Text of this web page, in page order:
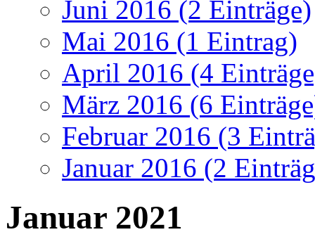
Juni 2016 (2 Einträge)
Mai 2016 (1 Eintrag)
April 2016 (4
März 2016 (6
Februar 2016 (3
Januar 2016 (2
Januar 2021